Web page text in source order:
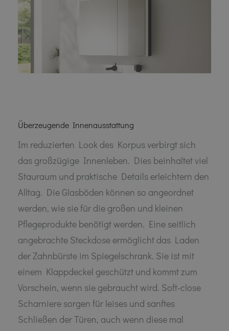
Überzeugende Innenausstattung
Im reduzierten Look des Korpus verbirgt sich
das großzügige Innenleben. Dies beinhaltet viel
Stauraum und praktische Details erleichtern den
Alltag. Die Glasböden können so angeordnet
werden, wie sie für die großen und kleinen
Pflegeprodukte benötigt werden. Eine seitlich
angebrachte Steckdose ermöglicht das Laden
der Zahnbürste im Spiegelschrank. Sie ist mit
einem Klappdeckel geschützt und kommt zum
Vorschein, wenn sie gebraucht wird. Soft-close
Scharniere sorgen für leises und sanftes
Schließen der Türen, auch wenn diese mal